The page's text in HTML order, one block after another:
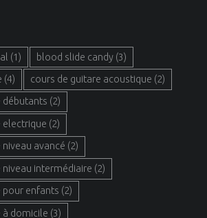
(1) blood slide candy(3)
(4) cours de guitare acoustique (2)
débutants (2)
electrique (2)
avancé (2)
niveau intermédiaire (2)
pour enfants (2)
à domicile (3)